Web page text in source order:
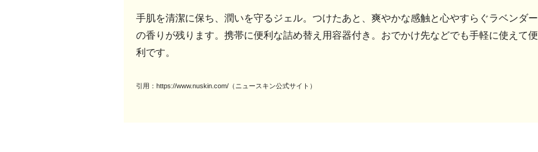
手肌を清潔に保ち、潤いを守るジェル。つけたあと、爽やかな感触と心やすらぐラベンダー
の香りが残ります。携帯に便利な詰め替え用容器付き。おでかけ先などでも手軽に使えて便
利です。
引用：https://www.nuskin.com/（ニュースキン公式サイト）